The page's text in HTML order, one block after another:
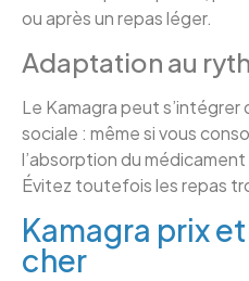
ou après un repas léger.
Adaptation au
Le Kamagra peut
sociale : même si vous
l’absorption du
Évitez toutefois les repas
Kamagra prix
cher